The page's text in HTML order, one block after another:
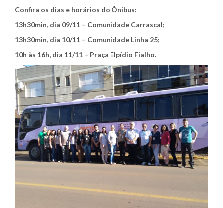
Confira os dias e horários do Ônibus:
13h30min, dia 09/11 – Comunidade Carrascal;
13h30min, dia 10/11 – Comunidade Linha 25;
10h às 16h, dia 11/11 – Praça Elpídio Fialho.